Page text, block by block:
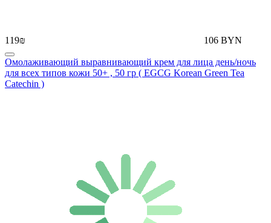
119₪ 106 BYN
Омолаживающий выравнивающий крем для лица день/ночь
для всех типов кожи 50+ , 50 гр ( EGCG Korean Green Tea
Catechin )